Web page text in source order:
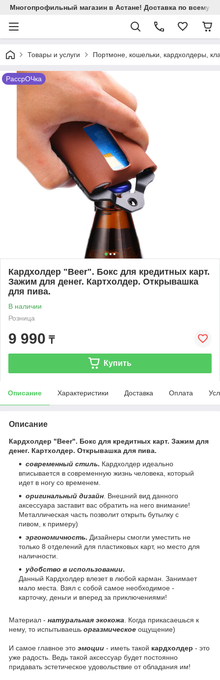
Многопрофильный магазин в Астане! Доставка по всему
Товары и услуги Портмоне, кошельки, кардхолдеры,
РассрОЧка
Кардхолдер "Beer". Бокс для кредитных карт.
Зажим для денег. Картхолдер. Открывашка
для пива.
В наличии
Розница
9 990 ₸
Купить
Описание Характеристики Доставка Оплата
Описание
Кардхолдер "Beer". Бокс для кредитных карт. Зажим для
денег. Картхолдер. Открывашка для пива.
современный стиль. Кардхолдер идеально
вписывается в современную жизнь человека, который
идет в ногу со временем.
оригинальный дизайн . Внешний вид данного
аксессуара заставит вас обратить на него внимание!
Металлическая часть позволит открыть бутылку с
пивом, к примеру)
эргономичность. Дизайнеры смогли уместить не
только 8 отделений для пластиковых карт, но место для
наличности.
удобство в использовании.
Данный Кардхолдер влезет в любой карман. Занимает
мало места. Взял с собой самое необходимое -
карточку, деньги и вперед за приключениями!
Материал - натуральная экокожа . Когда прикасаешься к
нему, то испытываешь оргазмическое ощущение)
И самое главное это эмоции - иметь такой кардхолдер - это
уже радость. Ведь такой аксессуар будет постоянно
придавать эстетическое удовольствие от обладания им!